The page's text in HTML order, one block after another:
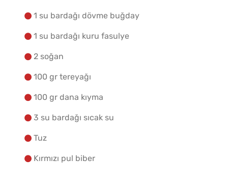
1 su bardağı dövme buğday
1 su bardağı kuru fasulye
2 soğan
100 gr tereyağı
100 gr dana kıyma
3 su bardağı sıcak su
Tuz
Kırmızı pul biber